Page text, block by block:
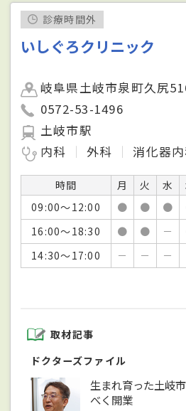
診療時間外
いしぐろクリニック
岐阜県土岐市泉町久尻
0572-53-1496
土岐市駅
内科
外科 消化器
時間 月 火 水
09:00～12:00
● ● ●
16:00～18:30
● ● －
14:30～17:00
－ － －
取材記事
ドクターズファイル
生まれ育った土岐
べく開業